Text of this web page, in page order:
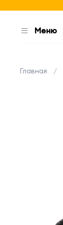
Меню
Главная